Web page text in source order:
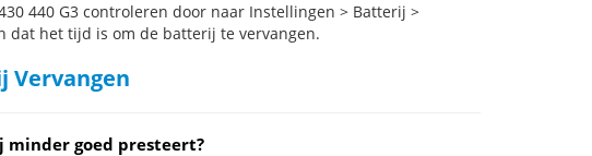
440 G3 controleren door naar Instellingen > Batterij >
dat het tijd is om de batterij te vervangen.
Vervangen
minder goed presteert?